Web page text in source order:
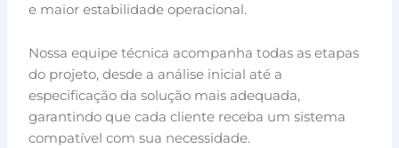
e maior estabilidade operacional.
Nossa equipe técnica acompanha todas as etapas
do projeto, desde a análise inicial até a
especificação da solução mais adequada,
garantindo que cada cliente receba um sistema
compatível com sua necessidade.